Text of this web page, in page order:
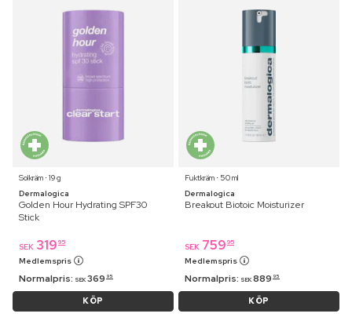
Solkräm ⋅ 19 g
Dermalogica
Golden Hour Hydrating SPF30
Stick
SEK 319 95
Medlemspris
Normalpris: SEK 369 95
KÖP
Fuktkräm ⋅ 50 ml
Dermalogica
Breakout Biotoic Moisturizer
SEK 759 95
Medlemspris
Normalpris: SEK 889 95
KÖP